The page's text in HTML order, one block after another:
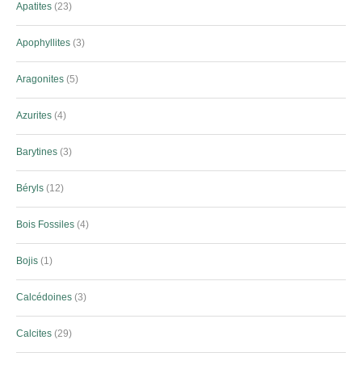
Apatites 23
Apophyllites 3
Aragonites 5
Azurites 4
Barytines 3
Béryls 12
Bois Fossiles 4
Bojis 1
Calcédoines 3
Calcites 29